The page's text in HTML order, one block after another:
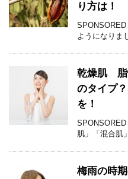
り方は！
ようになりま
乾燥肌
のタイプ
を！
肌」「混合肌
梅雨の時